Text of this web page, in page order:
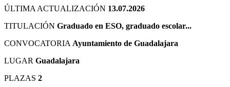
ÚLTIMA ACTUALIZACIÓN 13.07.2026
TITULACIÓN Graduado en ESO, graduado escolar...
CONVOCATORIA Ayuntamiento de Guadalajara
LUGAR Guadalajara
PLAZAS 2